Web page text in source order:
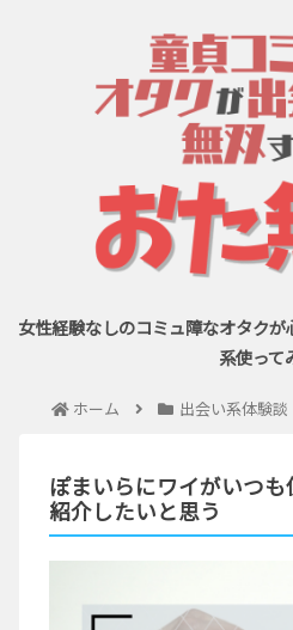
女性経験なしのコミュ障なオタク
系使って
ホーム 出会い系体験談
ぽまいらにワイがいつ
紹介したいと思う